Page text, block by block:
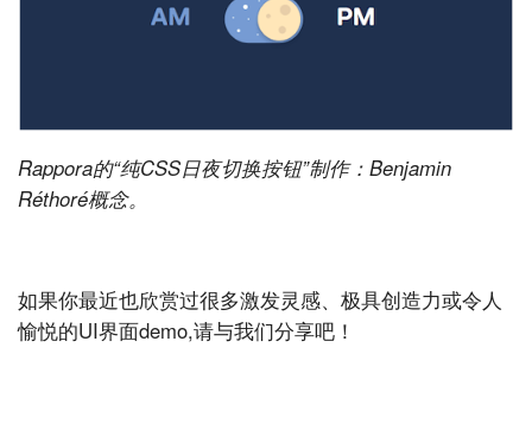
Rappora的“纯CSS日夜切换按钮”制作：Benjamin
Réthoré概念。
如果你最近也欣赏过很多激发灵感、极具创造力或令人
愉悦的UI界面demo,请与我们分享吧！